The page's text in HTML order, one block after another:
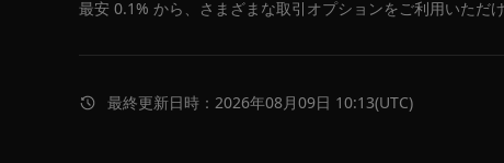
最安 0.1% から、さまざまな取引オプションをご利用いただけ
最終更新日時：2026年08月09日 10:13(UTC)